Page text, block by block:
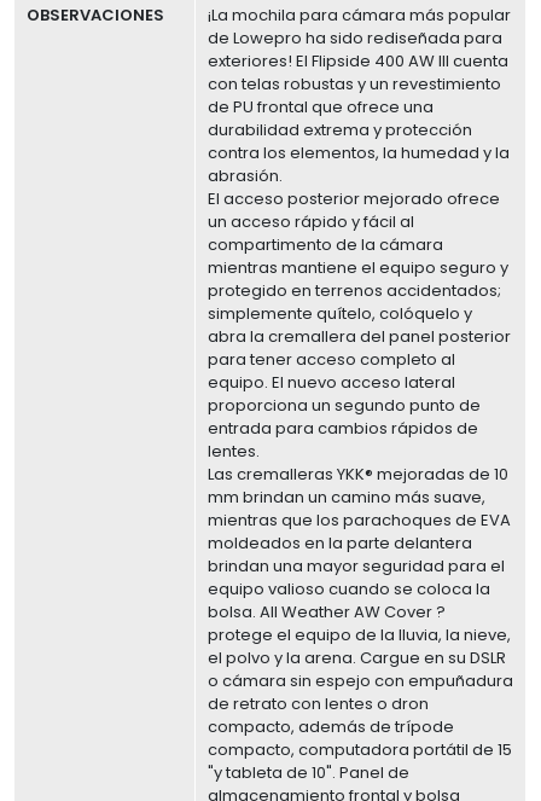
OBSERVACIONES
¡La mochila para cámara más popular
de Lowepro ha sido rediseñada para
exteriores! El Flipside 400 AW III cuenta
con telas robustas y un revestimiento
de PU frontal que ofrece una
durabilidad extrema y protección
contra los elementos, la humedad y la
abrasión.
El acceso posterior mejorado ofrece
un acceso rápido y fácil al
compartimento de la cámara
mientras mantiene el equipo seguro y
protegido en terrenos accidentados;
simplemente quítelo, colóquelo y
abra la cremallera del panel posterior
para tener acceso completo al
equipo. El nuevo acceso lateral
proporciona un segundo punto de
entrada para cambios rápidos de
lentes.
Las cremalleras YKK® mejoradas de 10
mm brindan un camino más suave,
mientras que los parachoques de EVA
moldeados en la parte delantera
brindan una mayor seguridad para el
equipo valioso cuando se coloca la
bolsa. All Weather AW Cover ?
protege el equipo de la lluvia, la nieve,
el polvo y la arena. Cargue en su DSLR
o cámara sin espejo con empuñadura
de retrato con lentes o dron
compacto, además de trípode
compacto, computadora portátil de 15
"y tableta de 10". Panel de
almacenamiento frontal y bolsa